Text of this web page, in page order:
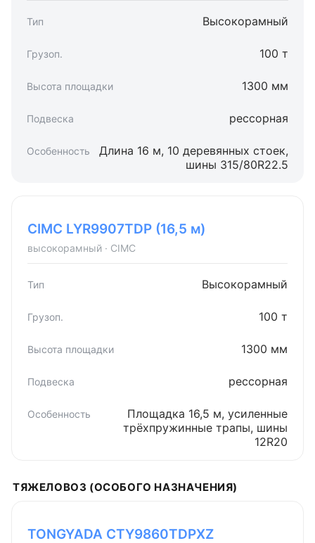
Высокорамный
100 т
1300 мм
рессорная
Длина 16 м, 10 деревянных стоек,
шины 315/80R22.5
CIMC LYR9907TDP (16,5 м)
высокорамный · CIMC
Высокорамный
100 т
1300 мм
рессорная
Площадка 16,5 м, усиленные
трёхпружинные трапы, шины
12R20
ТЯЖЕЛОВОЗ (ОСОБОГО НАЗНАЧЕНИЯ)
TONGYADA CTY9860TDPXZ